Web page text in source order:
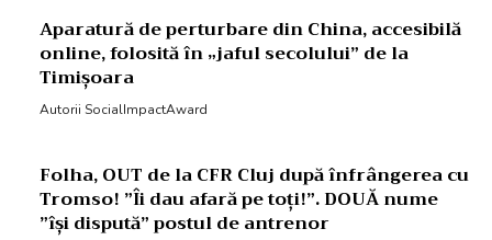
Aparatură de perturbare din China, accesibilă
online, folosită în „jaful secolului” de la
Timișoara
Autorii SocialImpactAward
Folha, OUT de la CFR Cluj după înfrângerea cu
Tromso! ”Îi dau afară pe toți!”. DOUĂ nume
”își dispută” postul de antrenor